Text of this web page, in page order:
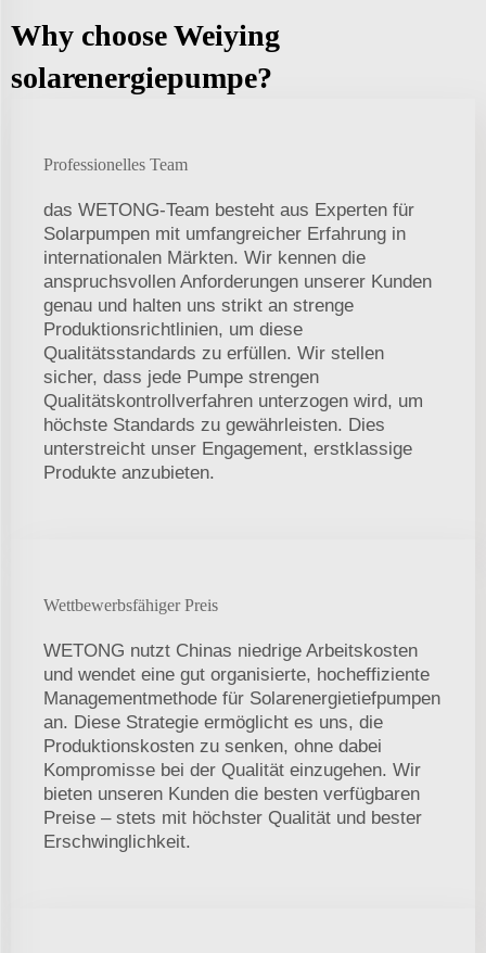
Why choose Weiying
solarenergiepumpe?
Professionelles Team
das WETONG-Team besteht aus Experten für
Solarpumpen mit umfangreicher Erfahrung in
internationalen Märkten. Wir kennen die
anspruchsvollen Anforderungen unserer Kunden
genau und halten uns strikt an strenge
Produktionsrichtlinien, um diese
Qualitätsstandards zu erfüllen. Wir stellen
sicher, dass jede Pumpe strengen
Qualitätskontrollverfahren unterzogen wird, um
höchste Standards zu gewährleisten. Dies
unterstreicht unser Engagement, erstklassige
Produkte anzubieten.
Wettbewerbsfähiger Preis
WETONG nutzt Chinas niedrige Arbeitskosten
und wendet eine gut organisierte, hocheffiziente
Managementmethode für Solarenergietiefpumpen
an. Diese Strategie ermöglicht es uns, die
Produktionskosten zu senken, ohne dabei
Kompromisse bei der Qualität einzugehen. Wir
bieten unseren Kunden die besten verfügbaren
Preise – stets mit höchster Qualität und bester
Erschwinglichkeit.